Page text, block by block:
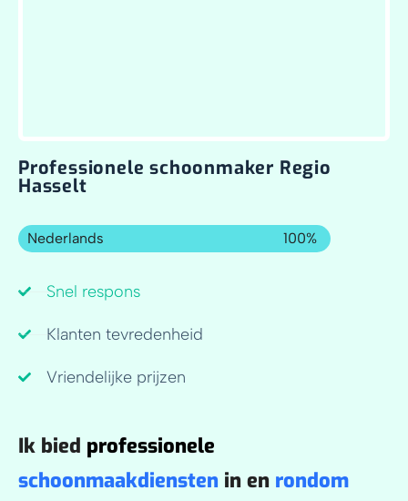
Professionele schoonmaker Regio
Hasselt
Nederlands 100%
Snel respons
Klanten tevredenheid
Vriendelijke prijzen
Ik bied professionele
schoonmaakdiensten in en rondom